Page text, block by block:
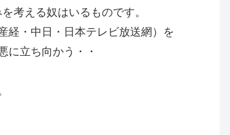
考える奴はいるものです。
経・中日・日本テレビ放送網）を
に立ち向かう・・